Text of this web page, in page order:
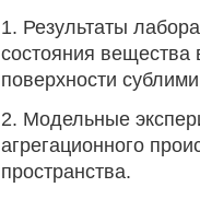
1. Результаты
состояния вещества
поверхности
2. Модельные
агрегационного
пространства.